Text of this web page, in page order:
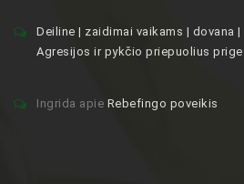
Deiline | zaidimai vaikams | dovana
Agresijos ir pykčio priepuolius
Ingrida apie Rebefingo poveikis